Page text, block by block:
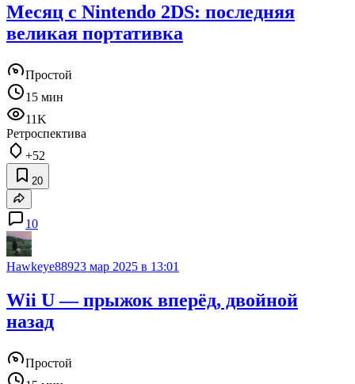
Месяц с Nintendo 2DS: последняя
великая портативка
Простой
15 мин
11K
Ретроспектива
+52
20
10
Hawkeye88923 мар 2025 в 13:01
Wii U — прыжок вперёд, двойной
назад
Простой